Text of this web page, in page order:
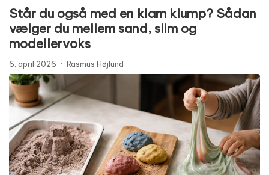
Står du også med en klam klump? Sådan
vælger du mellem sand, slim og
modellervoks
6. april 2026 · Rasmus Højlund